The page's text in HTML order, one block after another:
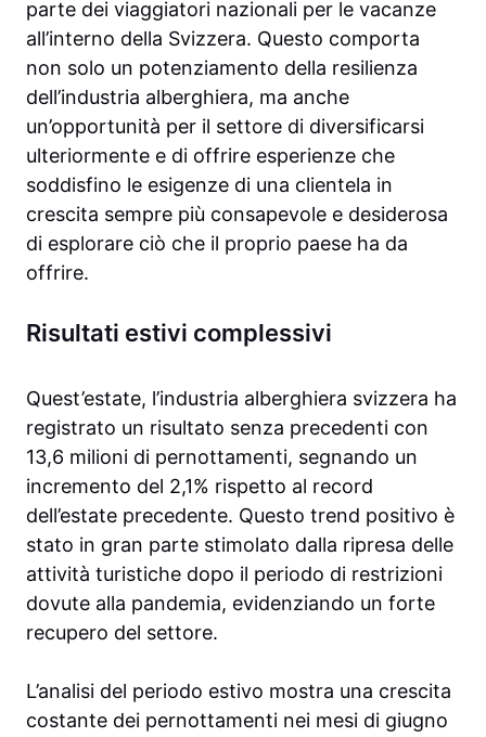
parte dei viaggiatori nazionali per le vacanze
all’interno della Svizzera. Questo comporta
non solo un potenziamento della resilienza
dell’industria alberghiera, ma anche
un’opportunità per il settore di diversificarsi
ulteriormente e di offrire esperienze che
soddisfino le esigenze di una clientela in
crescita sempre più consapevole e desiderosa
di esplorare ciò che il proprio paese ha da
offrire.
Risultati estivi complessivi
Quest’estate, l’industria alberghiera svizzera ha
registrato un risultato senza precedenti con
13,6 milioni di pernottamenti, segnando un
incremento del 2,1% rispetto al record
dell’estate precedente. Questo trend positivo è
stato in gran parte stimolato dalla ripresa delle
attività turistiche dopo il periodo di restrizioni
dovute alla pandemia, evidenziando un forte
recupero del settore.
L’analisi del periodo estivo mostra una crescita
costante dei pernottamenti nei mesi di giugno